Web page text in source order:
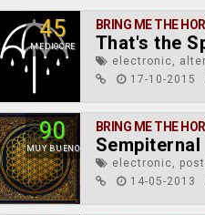
45
MEDIOCRE
BRING ME THE
That's the
electronic,
17-10-2015
90
MUY BUENO
BRING ME THE
Sempiternal
electronic,
14-05-2013